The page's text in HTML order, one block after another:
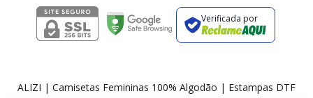
Verificada por
ALIZI | Camisetas Femininas 100% Algodão | Estampas DTF
2 pecas 7% OFF